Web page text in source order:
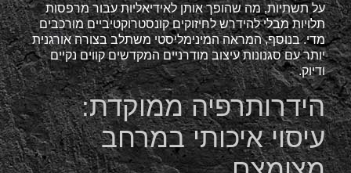
על תשתיות, מה שהופך אותן לאידיאליות עבור מרפסות
תלויות מבלי להידרש לחיזוקים קונסטרוקטיביים מורכבים
מדי. בנוסף, המראה המינימליסטי משתלב בצורה אורגנית
יותר עם סגנונות עיצוב מודרניים המקדשים קווים נקיים
ודיוק.
הידרותרפיה ממוקדת:
עיסוי איכותי במרחב